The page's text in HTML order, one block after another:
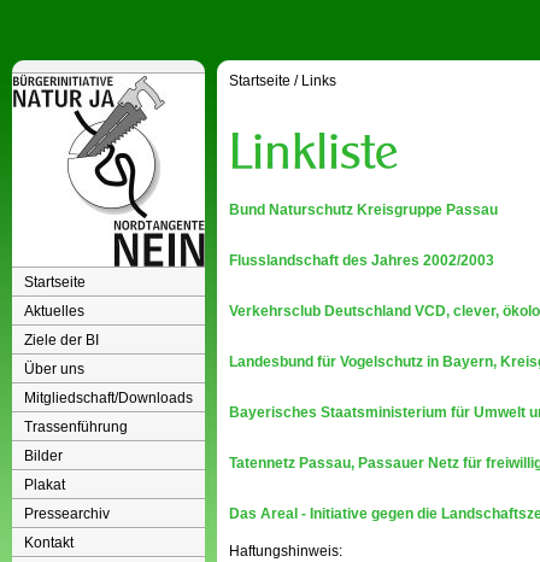
Startseite
Aktuelles
Ziele der BI
Über uns
Mitgliedschaft/Downloads
Trassenführung
Bilder
Plakat
Pressearchiv
Kontakt
Startseite / Links
Bund Naturschutz Kreisgruppe Passau
Flusslandschaft des Jahres 2002/2003
Verkehrsclub Deutschland VCD, clever,
Landesbund für Vogelschutz in Bayern,
Bayerisches Staatsministerium für Umwelt
Tatennetz Passau, Passauer Netz für
Das Areal - Initiative gegen die
Haftungshinweis: